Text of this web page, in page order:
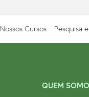
Nossos Cursos Pesquisa
QUEM